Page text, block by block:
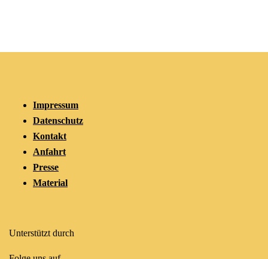
Impressum
Datenschutz
Kontakt
Anfahrt
Presse
Material
Unterstützt durch